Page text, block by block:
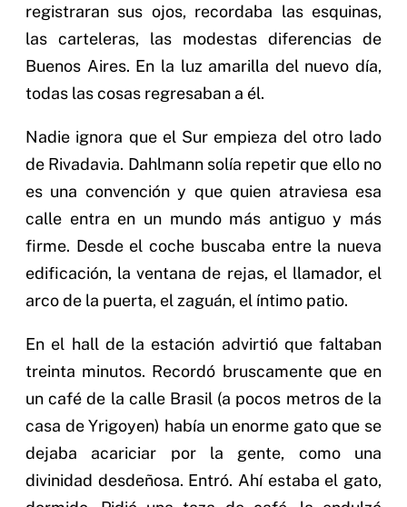
registraran sus ojos, recordaba las esquinas,
las carteleras, las modestas diferencias de
Buenos Aires. En la luz amarilla del nuevo día,
todas las cosas regresaban a él.
Nadie ignora que el Sur empieza del otro lado
de Rivadavia. Dahlmann solía repetir que ello no
es una convención y que quien atraviesa esa
calle entra en un mundo más antiguo y más
firme. Desde el coche buscaba entre la nueva
edificación, la ventana de rejas, el llamador, el
arco de la puerta, el zaguán, el íntimo patio.
En el hall de la estación advirtió que faltaban
treinta minutos. Recordó bruscamente que en
un café de la calle Brasil (a pocos metros de la
casa de Yrigoyen) había un enorme gato que se
dejaba acariciar por la gente, como una
divinidad desdeñosa. Entró. Ahí estaba el gato,